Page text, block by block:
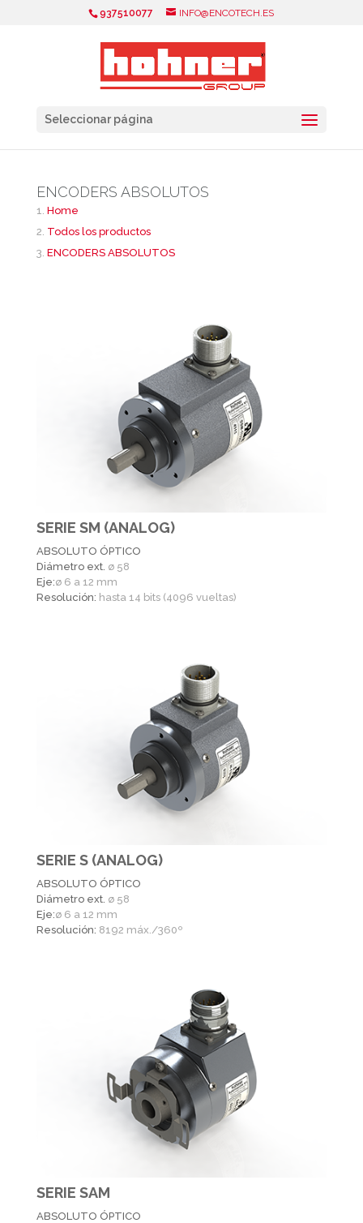
937510077 INFO@ENCOTECH.ES
Seleccionar página
ENCODERS ABSOLUTOS
Home
Todos los productos
ENCODERS ABSOLUTOS
SERIE SM (ANALOG)
ABSOLUTO ÓPTICO
Diámetro ext. ø 58
Eje:ø 6 a 12 mm
Resolución: hasta 14 bits (4096 vueltas)
SERIE S (ANALOG)
ABSOLUTO ÓPTICO
Diámetro ext. ø 58
Eje:ø 6 a 12 mm
Resolución: 8192 máx./360º
SERIE SAM
ABSOLUTO ÓPTICO